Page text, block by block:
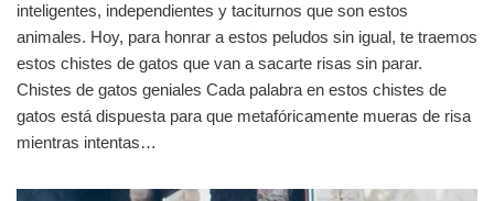
inteligentes, independientes y taciturnos que son estos
animales. Hoy, para honrar a estos peludos sin igual, te traemos
estos chistes de gatos que van a sacarte risas sin parar.
Chistes de gatos geniales Cada palabra en estos chistes de
gatos está dispuesta para que metafóricamente mueras de risa
mientras intentas…